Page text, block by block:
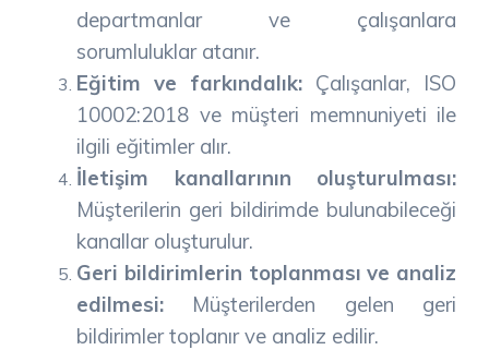
departmanlar ve çalışanlara
sorumluluklar atanır.
Eğitim ve farkındalık: Çalışanlar, ISO
10002:2018 ve müşteri memnuniyeti ile
ilgili eğitimler alır.
İletişim kanallarının oluşturulması:
Müşterilerin geri bildirimde bulunabileceği
kanallar oluşturulur.
Geri bildirimlerin toplanması ve analiz
edilmesi: Müşterilerden gelen geri
bildirimler toplanır ve analiz edilir.